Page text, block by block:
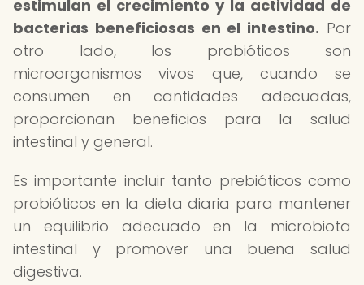
estimulan el crecimiento y la actividad de
bacterias beneficiosas en el intestino. Por
otro lado, los probióticos son
microorganismos vivos que, cuando se
consumen en cantidades adecuadas,
proporcionan beneficios para la salud
intestinal y general.
Es importante incluir tanto prebióticos como
probióticos en la dieta diaria para mantener
un equilibrio adecuado en la microbiota
intestinal y promover una buena salud
digestiva.